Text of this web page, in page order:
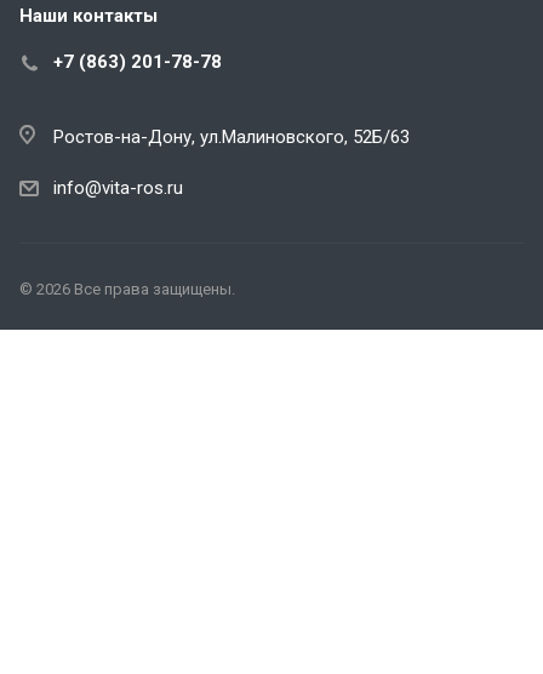
Наши контакты
+7 (863) 201-78-78
Ростов-на-Дону, ул.Малиновского, 52Б/63
info@vita-ros.ru
© 2026 Все права защищены.